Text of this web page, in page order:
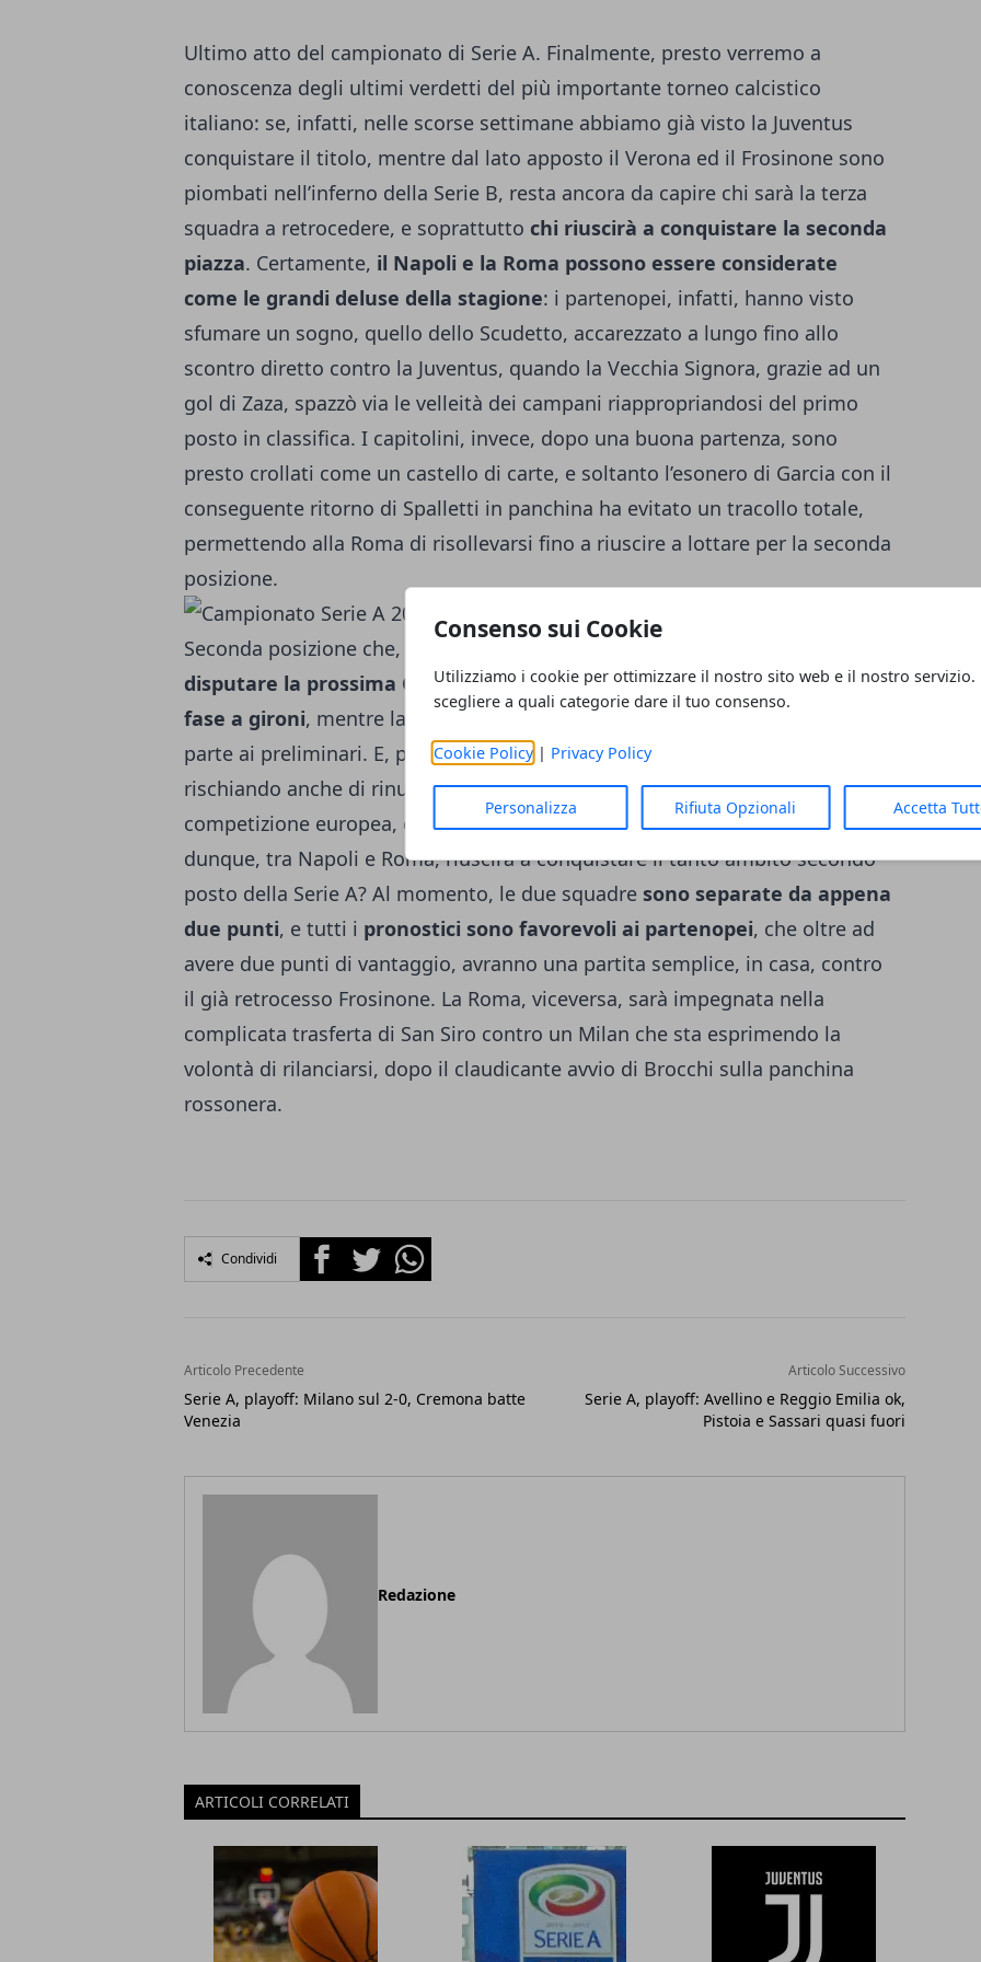
Consenso sui Cookie
Utilizziamo i cookie per ottimizzare il nostro sito web e il nostro servizio.
scegliere a quali categorie dare il tuo consenso.
Cookie Policy| Privacy Policy
Personalizza Rifiuta Opzionali Accetta
Ultimo atto del campionato di Serie A. Finalmente, presto verremo a
conoscenza degli ultimi verdetti del più importante torneo calcistico
italiano: se, infatti, nelle scorse settimane abbiamo già visto la Juventus
conquistare il titolo, mentre dal lato apposto il Verona ed il Frosinone sono
piombati nell’inferno della Serie B, resta ancora da capire chi sarà la terza
squadra a retrocedere, e soprattutto chi riuscirà a conquistare la seconda
piazza. Certamente, il Napoli e la Roma possono essere considerate
come le grandi deluse della stagione: i partenopei, infatti, hanno visto
sfumare un sogno, quello dello Scudetto, accarezzato a lungo fino allo
scontro diretto contro la Juventus, quando la Vecchia Signora, grazie ad un
gol di Zaza, spazzò via le velleità dei campani riappropriandosi del primo
posto in classifica. I capitolini, invece, dopo una buona partenza, sono
presto crollati come un castello di carte, e soltanto l’esonero di Garcia con il
conseguente ritorno di Spalletti in panchina ha evitato un tracollo totale,
permettendo alla Roma di risollevarsi fino a riuscire a lottare per la seconda
posizione.
Seconda posizione che, come sappiamo bene, garantirebbe la
disputare la prossima Champions League direttamente a partire dalla
fase a gironi, mentre la terza classificata sarebbe costretta a prendere
parte ai preliminari. E, pertanto, ad iniziare prima la preparazione,
rischiando anche di rinunciare al prestigio (ed ai soldi) della massima
competizione europea, qualora venisse eliminata ai preliminari. Chi,
dunque, tra Napoli e Roma, riuscirà a conquistare il tanto ambitosecondo
posto della Serie A? Al momento, le due squadre sono separate da appena
due punti, e tutti i pronostici sono favorevoli ai partenopei, che oltre ad
avere due punti di vantaggio, avranno una partita semplice, in casa, contro
il già retrocesso Frosinone. La Roma, viceversa, sarà impegnata nella
complicata trasferta di San Siro contro un Milan che sta esprimendo la
volontà di rilanciarsi, dopo il claudicante avvio di Brocchi sulla panchina
rossonera.
Condividi FacebookTwitterWhatsapp
Articolo Precedente
Serie A, playoff: Milano sul 2-0, Cremona batte
Venezia
Articolo Successivo
Serie A, playoff: Avellino e Reggio Emilia ok,
Pistoia e Sassari quasi fuori
Redazione
ARTICOLI CORRELATI